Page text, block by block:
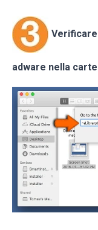
adware nella